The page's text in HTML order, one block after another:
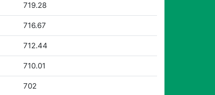
719.28
716.67
712.44
710.01
702